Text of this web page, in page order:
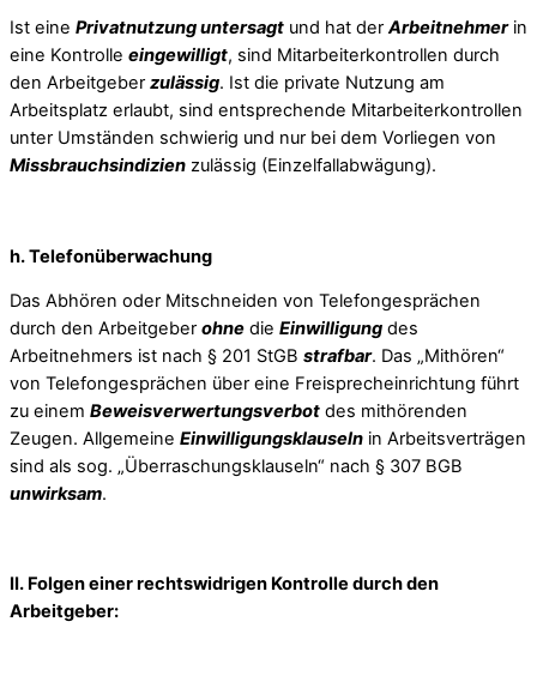
Ist eine Privatnutzung untersagt und hat derArbeitnehmerin
eine Kontrolle eingewilligt, sind Mitarbeiterkontrollen durch
den Arbeitgeber zulässig. Ist die private Nutzung am
Arbeitsplatz erlaubt, sind entsprechende Mitarbeiterkontrollen
unter Umständen schwierig und nur bei dem Vorliegen von
Missbrauchsindizien zulässig (Einzelfallabwägung).
h. Telefonüberwachung
Das Abhören oder Mitschneiden von Telefongesprächen
durch den Arbeitgeber ohne die Einwilligung des
Arbeitnehmers ist nach § 201 StGB strafbar. Das „Mithören“
von Telefongesprächen über eine Freisprecheinrichtung führt
zu einem Beweisverwertungsverbot des mithörenden
Zeugen. Allgemeine Einwilligungsklauseln in Arbeitsverträgen
sind als sog. „Überraschungsklauseln“ nach § 307 BGB
unwirksam.
II. Folgen einer rechtswidrigen Kontrolle durch den
Arbeitgeber: